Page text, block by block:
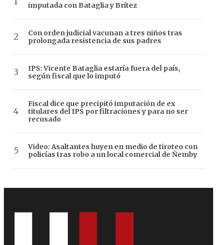
imputada con Bataglia y Brítez
Con orden judicial vacunan a tres niños tras
prolongada resistencia de sus padres
IPS: Vicente Bataglia estaría fuera del país,
según fiscal que lo imputó
Fiscal dice que precipitó imputación de ex
titulares del IPS por filtraciones y para no ser
recusado
Video: Asaltantes huyen en medio de tiroteo con
policías tras robo a un local comercial de Ñemby